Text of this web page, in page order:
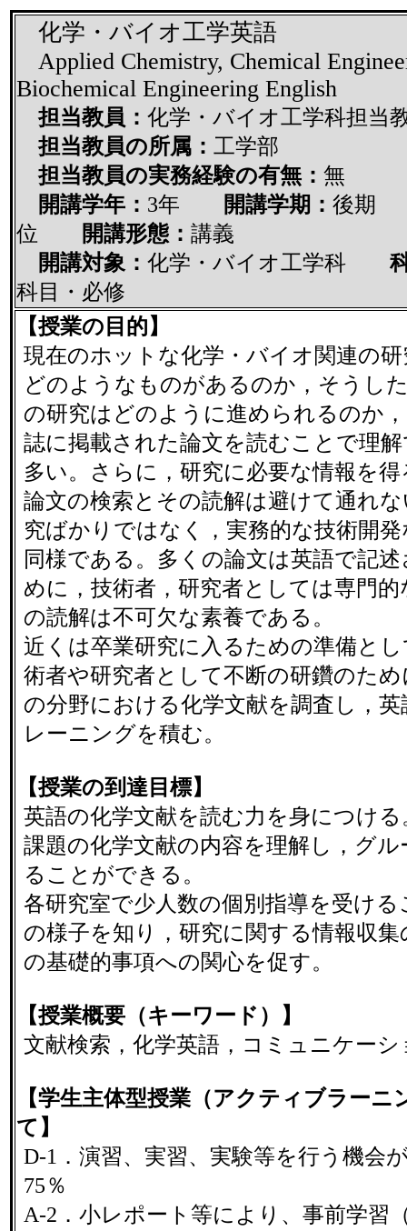
化学・バイオ工学英語
Applied Chemistry, Chemical
Biochemical Engineering English
担当教員： 化学・バイオ工学科担当
担当教員の所属： 工学部
担当教員の実務経験の有無： 無
開講学年： 3年 開講学期： 後
位
開講形態： 講義
開講対象： 化学・バイオ工学科
科目・必修
【授業の目的】
現在のホットな化学・バイオ関連の
どのようなものがあるのか，そうし
の研究はどのように進められるのか
誌に掲載された論文を読むことで理
多い。さらに，研究に必要な情報を
論文の検索とその読解は避けて通れ
究ばかりではなく，実務的な技術開
同様である。多くの論文は英語で記
めに，技術者，研究者としては専門的
の読解は不可欠な素養である。
近くは卒業研究に入るための準備と
術者や研究者として不断の研鑽のた
の分野における化学文献を調査し，
レーニングを積む。
【授業の到達目標】
英語の化学文献を読む力を身につける
課題の化学文献の内容を理解し，グ
ることができる。
各研究室で少人数の個別指導を受け
の様子を知り，研究に関する情報収
の基礎的事項への関心を促す。
【授業概要（キーワード）】
文献検索，化学英語，コミュニケーシ
【学生主体型授業（アクティブラーニ
て】
D-1．演習、実習、実験等を行う機会
75％
A-2．小レポート等により、事前学習